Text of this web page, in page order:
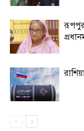
রূপপুর